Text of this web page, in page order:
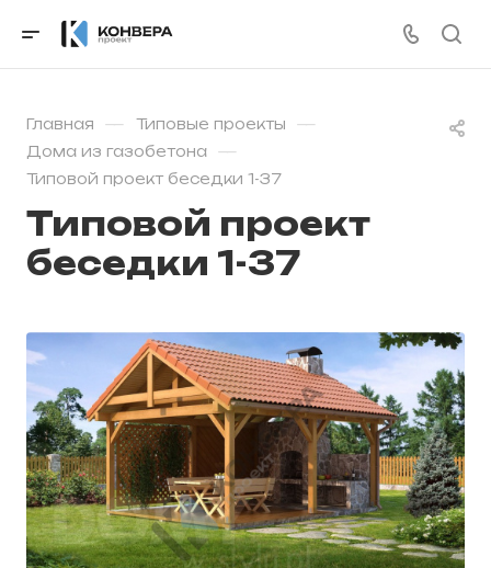
Главная — Типовые проекты —
Дома из газобетона —
Типовой проект беседки 1-37
Типовой проект
беседки 1-37